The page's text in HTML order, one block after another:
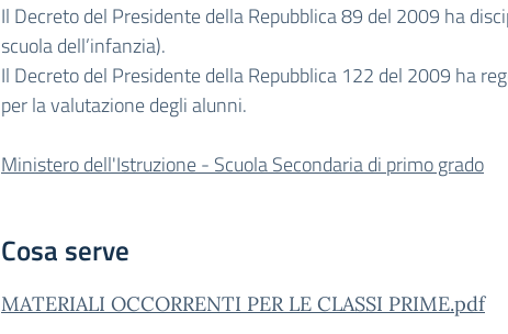
Il Decreto del Presidente della Repubblica 89 del 2009 ha
scuola dell’infanzia).
Il Decreto del Presidente della Repubblica 122 del 2009 ha
per la valutazione degli alunni.
Ministero dell'Istruzione - Scuola Secondaria di primo grado
Cosa serve
MATERIALI OCCORRENTI PER LE CLASSI PRIME.pdf